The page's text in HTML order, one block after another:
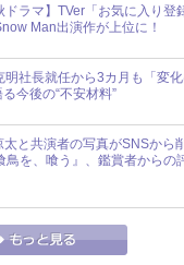
ドラマ】TVer「お気に入り登
Man出演作が上位に！
明社長就任から3カ月も「変
今後の“不安材料”
と共演者の写真がSNSから
を、喰う』、鑑賞者からの